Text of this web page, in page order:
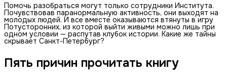
Помочь разобраться могут только сотрудники Института.
Почувствовав паранормальную активность, они выходят на
молодых людей. И все вместе оказываются втянуты в игру
Потусторонних, из которой выйти живыми можно лишь при
одном условии — распутав клубок истории. Какие же тайны
скрывает Санкт-Петербург?
Пять причин прочитать книгу